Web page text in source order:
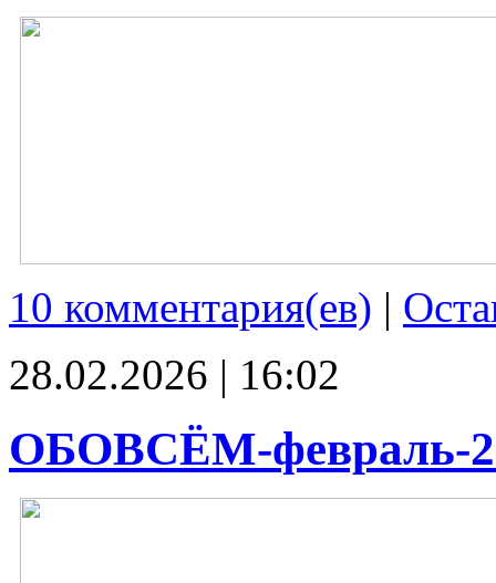
10 комментария(ев) |
28.02.2026 | 16:02
ОБОВСЁМ-февраль-